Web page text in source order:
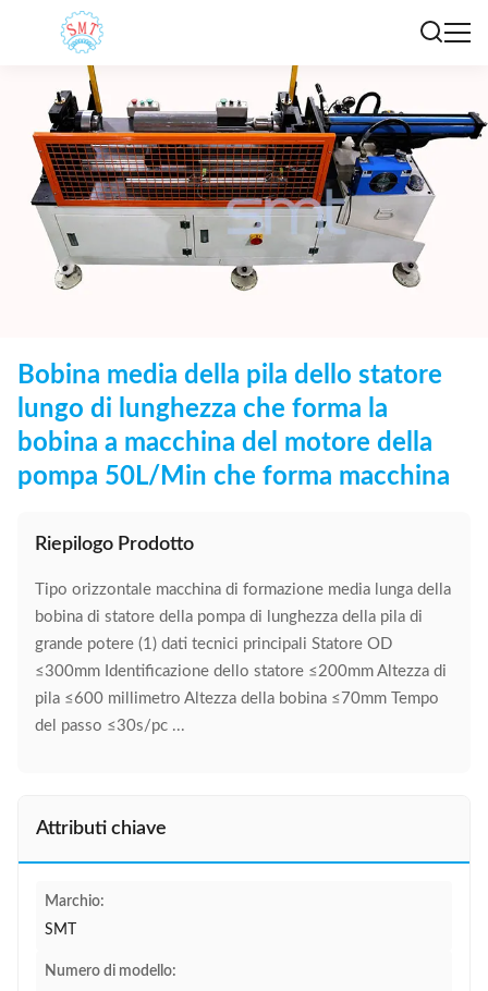
Bobina media della pila dello statore
lungo di lunghezza che forma la
bobina a macchina del motore della
pompa 50L/Min che forma macchina
Riepilogo Prodotto
Tipo orizzontale macchina di formazione media lunga della
bobina di statore della pompa di lunghezza della pila di
grande potere (1) dati tecnici principali Statore OD
≤300mm Identificazione dello statore ≤200mm Altezza di
pila ≤600 millimetro Altezza della bobina ≤70mm Tempo
del passo ≤30s/pc ...
Attributi chiave
Marchio:
SMT
Numero di modello: